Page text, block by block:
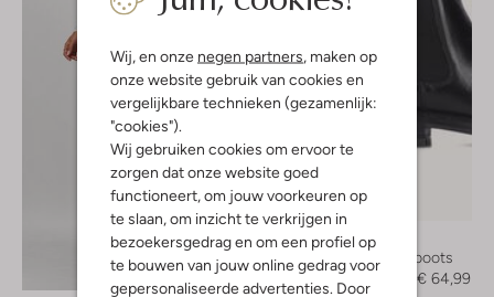
Wij, en onze negen partners , maken op
onze website gebruik van cookies en
vergelijkbare technieken (gezamenlijk:
"cookies").
Wij gebruiken cookies om ervoor te
zorgen dat onze website goed
functioneert, om jouw voorkeuren op
te slaan, om inzicht te verkrijgen in
bezoekersgedrag en om een profiel op
te bouwen van jouw online gedrag voor
gepersonaliseerde advertenties. Door
Ontdek de look
-50%
Blasz
Chelsea boots
€ 64,99